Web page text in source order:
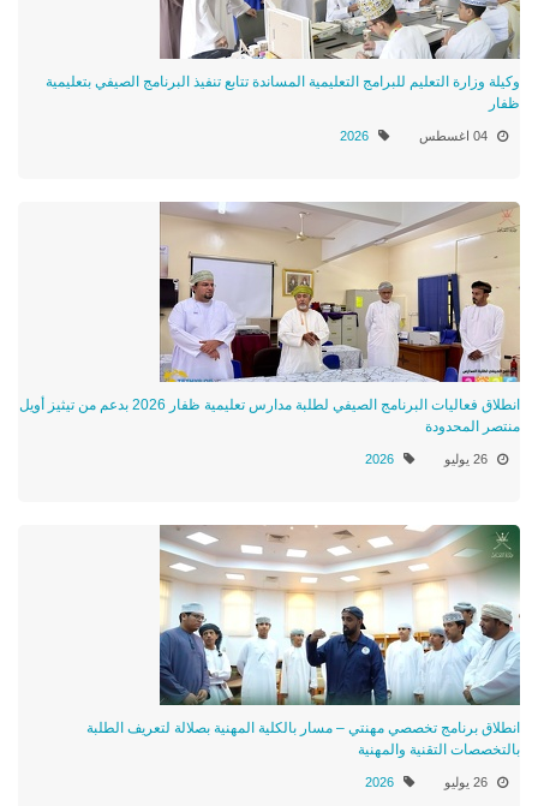
وكيلة وزارة التعليم للبرامج التعليمية المساندة تتابع تنفيذ البرنامج الصيفي بتعليمية
ظفار
04 اغسطس 2026
انطلاق فعاليات البرنامج الصيفي لطلبة مدارس تعليمية ظفار 2026 بدعم من تيثيز أويل
منتصر المحدودة
26 يوليو 2026
انطلاق برنامج تخصصي مهنتي – مسار بالكلية المهنية بصلالة لتعريف الطلبة
بالتخصصات التقنية والمهنية
26 يوليو 2026